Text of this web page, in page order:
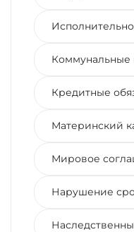
Коммунальные
Кредитные
Материнский
Мировое
Нарушение